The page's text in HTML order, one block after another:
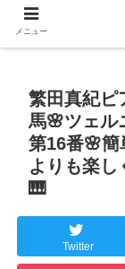
繁田真紀
馬🌸ツェ
第16番🌸
よりも楽
🎹
Twitter
メニュー